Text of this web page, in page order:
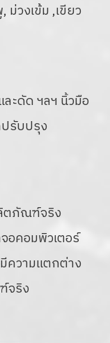
ม่วงเข้ม ,เขียว
ะดัด ฯลฯ นิ้วมือ
รับปรุง
ตภัณฑ์จริง
อคอมพิวเตอร์
ความแตกต่าง
จริง